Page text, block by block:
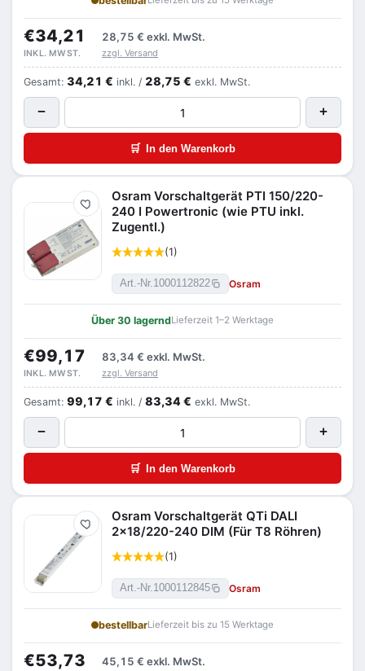
€34,21 28,75 € exkl. MwSt.
INKL. MWST. zzgl. Versand
Gesamt: 34,21 € inkl. / 28,75 € exkl. MwSt.
− +
🛒 In den Warenkorb
Merken
Osram Vorschaltgerät PTI 150/220-
240 I Powertronic (wie PTU inkl.
Zugentl.)
(1)
Art.-Nr.1000112822 Osram
Über 30 lagerndLieferzeit 1–2 Werktage
€99,17 83,34 € exkl. MwSt.
INKL. MWST. zzgl. Versand
Gesamt: 99,17 € inkl. / 83,34 € exkl. MwSt.
− +
🛒 In den Warenkorb
Merken
Osram Vorschaltgerät QTi DALI
2x18/220-240 DIM (Für T8 Röhren)
(1)
Art.-Nr.1000112845 Osram
bestellbarLieferzeit bis zu 15 Werktage
€53,73 45,15 € exkl. MwSt.